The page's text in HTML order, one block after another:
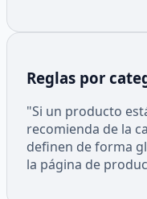
Reglas por
"Si un producto
recomienda de la
definen de forma
la página de